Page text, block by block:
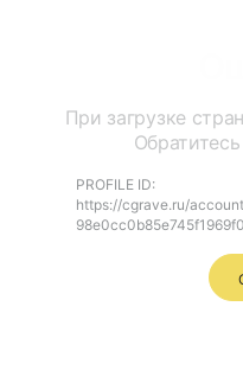
При загрузке
PROFILE ID:
https://cgrave.ru/